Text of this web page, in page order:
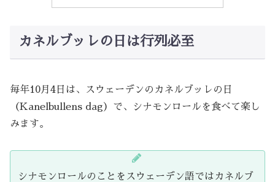
カネルブッレの日は行列必至
毎年10月4日は、スウェーデンのカネルブッレの日
（Kanelbullens dag）で、シナモンロールを食べて楽し
みます。
シナモンロールのことをスウェーデン語ではカネルブ